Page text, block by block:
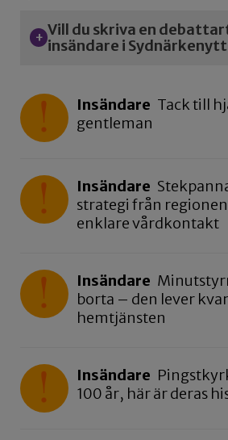
Vill du skriva en
insändare i
Insändare Tack till
gentleman
Insändare
strategi från
enklare vårdkontakt
Insändare
borta – den lever
hemtjänsten
Insändare
100 år, här är deras